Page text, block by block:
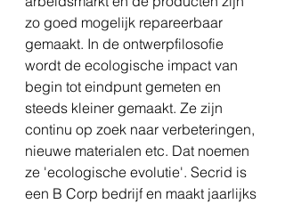
zo goed mogelijk repareerbaar
gemaakt. In de ontwerpfilosofie
wordt de ecologische impact van
begin tot eindpunt gemeten en
steeds kleiner gemaakt. Ze zijn
continu op zoek naar verbeteringen,
nieuwe materialen etc. Dat noemen
ze 'ecologische evolutie'. Secrid is
een B Corp bedrijf en maakt jaarlijks